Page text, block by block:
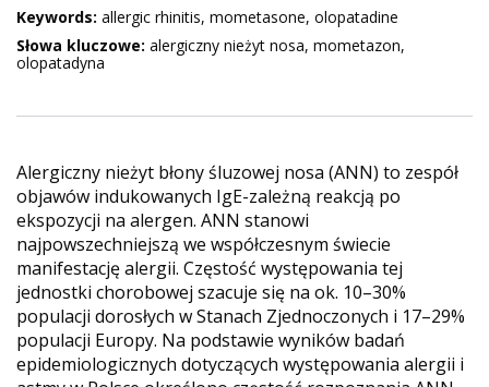
Keywords: allergic rhinitis, mometasone, olopatadine
Słowa kluczowe: alergiczny nieżyt nosa, mometazon,
olopatadyna
Alergiczny nieżyt błony śluzowej nosa (ANN) to zespół
objawów indukowanych IgE-zależną reakcją po
ekspozycji na alergen. ANN stanowi
najpowszechniejszą we współczesnym świecie
manifestację alergii. Częstość występowania tej
jednostki chorobowej szacuje się na ok. 10–30%
populacji dorosłych w Stanach Zjednoczonych i 17–29%
populacji Europy. Na podstawie wyników badań
epidemiologicznych dotyczących występowania alergii i